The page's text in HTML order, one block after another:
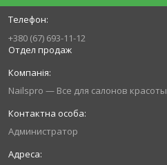
+380 (67) 693-11-12
Отдел продаж
Nailspro — Все для салонов красоты
Администратор